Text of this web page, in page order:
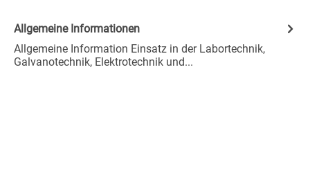
Allgemeine Informationen
Allgemeine Information Einsatz in der Labortechnik,
Galvanotechnik, Elektrotechnik und...